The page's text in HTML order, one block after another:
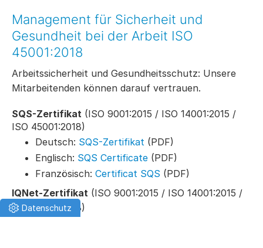
Management für Sicherheit und
Gesundheit bei der Arbeit ISO
45001:2018
Arbeitssicherheit und Gesundheitsschutz: Unsere
Mitarbeitenden können darauf vertrauen.
SQS-Zertifikat (ISO 9001:2015 / ISO 14001:2015 /
ISO 45001:2018)
Deutsch: SQS-Zertifikat (PDF)
Englisch: SQS Certificate (PDF)
Französisch: Certificat SQS (PDF)
IQNet-Zertifikat (ISO 9001:2015 / ISO 14001:2015 /
ISO 45001:2018)